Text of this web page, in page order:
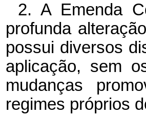
2. A Emenda
profunda
possui diversos
aplicação, sem
mudanças
regimes próprios